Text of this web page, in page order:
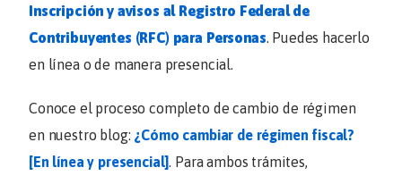
Inscripción y avisos al Registro Federal de
Contribuyentes (RFC) para Personas. Puedes hacerlo
en línea o de manera presencial.
Conoce el proceso completo de cambio de régimen
en nuestro blog: ¿Cómo cambiar de régimen fiscal?
[En línea y presencial]. Para ambos trámites,